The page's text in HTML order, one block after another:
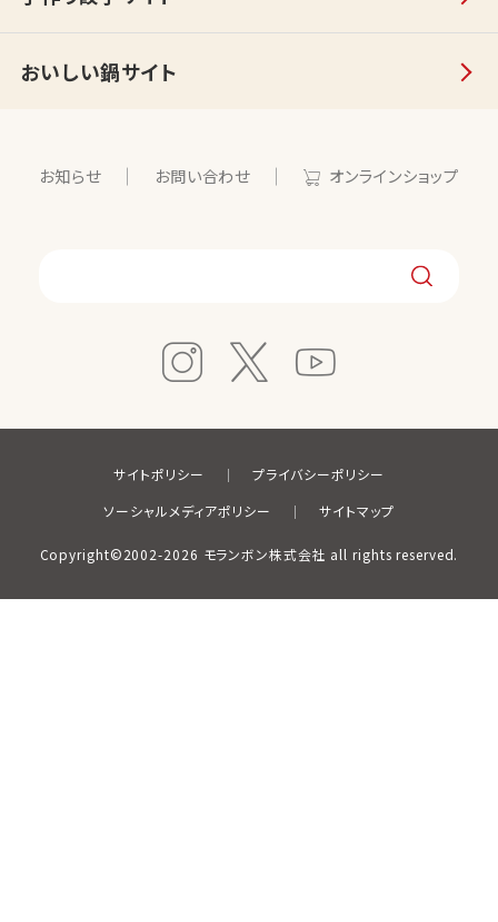
おいしい鍋サイト
お知らせ お問い合わせ オンラインショップ
Copyright©2002-2026 モランボン株式会社 all rights reserved.
サイトポリシー
プライバシーポリシー
ソーシャルメディアポリシー
サイトマップ